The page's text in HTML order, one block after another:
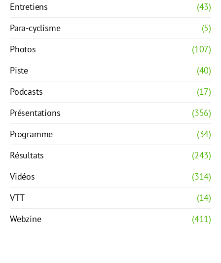
Entretiens
(43)
Para-cyclisme
(5)
Photos
(107)
Piste
(40)
Podcasts
(17)
Présentations
(356)
Programme
(34)
Résultats
(243)
Vidéos
(314)
VTT
(14)
Webzine
(411)